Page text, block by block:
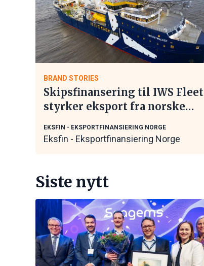
BRAND STORIES
Skipsfinansering til IWS Fleet
styrker eksport fra norske
EKSFIN - EKSPORTFINANSIERING NORGE
Eksfin - Eksportfinansiering Norge
Siste nytt